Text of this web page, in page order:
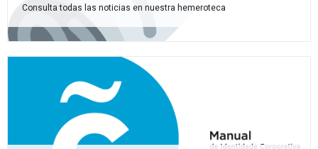
Consulta todas las noticias en nuestra hemeroteca